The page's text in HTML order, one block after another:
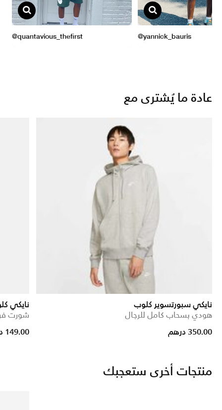
عادة ما يُشترى مع
نايكي سبورتسوير كلوب
هودي بسحاب كامل للرجال
350.00 درهم
نايكي
شورت
reduced from
to
149.00 درهم
منتجات أخرى ستعجبك